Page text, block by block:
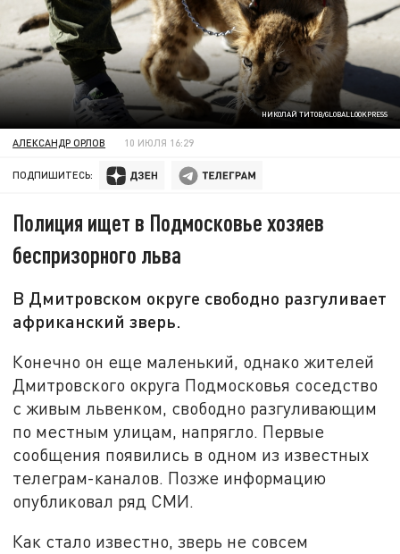
НИКОЛАЙ ТИТОВ/GLOBALLOOKPRESS
АЛЕКСАНДР ОРЛОВ 10 ИЮЛЯ 16:29
ПОДПИШИТЕСЬ:
Полиция ищет в Подмосковье хозяев
беспризорного льва
В Дмитровском округе свободно разгуливает
африканский зверь.
Конечно он еще маленький, однако жителей
Дмитровского округа Подмосковья соседство
с живым львенком, свободно разгуливающим
по местным улицам, напрягло. Первые
сообщения появились в одном из известных
телеграм-каналов. Позже информацию
опубликовал ряд СМИ.
Как стало известно, зверь не совсем